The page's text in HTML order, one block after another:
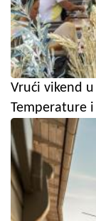
Vrući vikend
Temperature i